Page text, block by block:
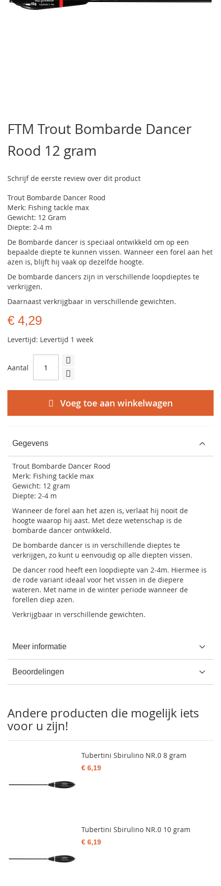
het
begin
van
de
gallerij
FTM Trout Bombarde Dancer
Rood 12 gram
Schrijf de eerste review over dit product
Trout Bombarde Dancer Rood
Merk: Fishing tackle max
Gewicht: 12 Gram
Diepte: 2-4 m
De Bombarde dancer is speciaal ontwikkeld om op een
bepaalde diepte te kunnen vissen. Wanneer een forel aan het
azen is, blijft hij vaak op dezelfde hoogte.
De bombarde dancers zijn in verschillende loopdieptes te
verkrijgen.
Daarnaast verkrijgbaar in verschillende gewichten.
€ 4,29
Levertijd: Levertijd 1 week
Aantal
Voeg toe aan winkelwagen
Gegevens
Trout Bombarde Dancer Rood
Merk: Fishing tackle max
Gewicht: 12 gram
Diepte: 2-4 m
Wanneer de forel aan het azen is, verlaat hij nooit de
hoogte waarop hij aast. Met deze wetenschap is de
bombarde dancer ontwikkeld.
De bombarde dancer is in verschillende dieptes te
verkrijgen, zo kunt u eenvoudig op alle diepten vissen.
De dancer rood heeft een loopdiepte van 2-4m. Hiermee is
de rode variant ideaal voor het vissen in de diepere
wateren. Met name in de winter periode wanneer de
forellen diep azen.
Verkrijgbaar in verschillende gewichten.
Meer informatie
Beoordelingen
Andere producten die mogelijk iets
voor u zijn!
Tubertini Sbirulino NR.0 8 gram
€ 6,19
Tubertini Sbirulino NR.0 10 gram
€ 6,19